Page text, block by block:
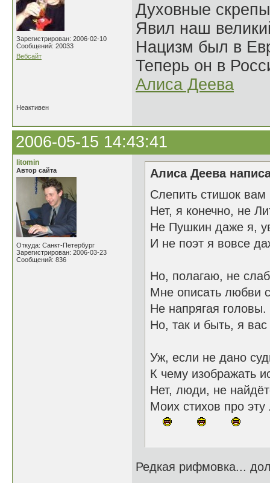
Зарегистрирован: 2006-02-10
Сообщений: 20033
Вебсайт
Духовные
Явил наш
Нацизм был в
Теперь он в
Алиса Деева
Неактивен
2006-05-15 14:43:41
litomin
Автор сайта
Откуда: Санкт-Петербург
Зарегистрирован: 2006-03-23
Сообщений: 836
Алиса Деева
Слепить стишок
Нет, я конечно, не
Не Пушкин даже я,
И не поэт я вовсе
Но, полагаю, не
Мне описать любви
Не напрягая головы.
Но, так и быть, я
Уж, если не дано
К чему изображать
Нет, люди, не
Моих стихов про эту
Редкая рифмовка...